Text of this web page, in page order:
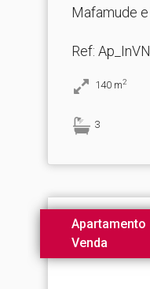
Mafamude
Ref:
140 m2
3
Apartamento
Venda